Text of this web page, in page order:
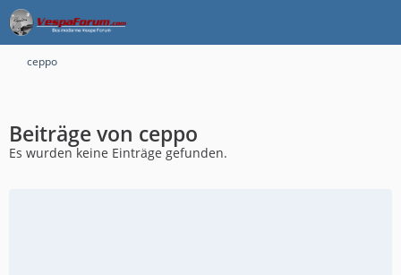
ceppo
Beiträge von ceppo
Es wurden keine Einträge gefunden.